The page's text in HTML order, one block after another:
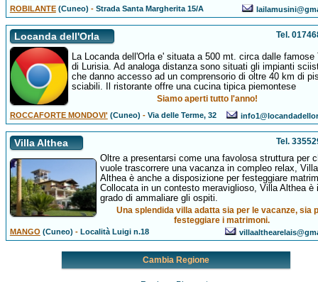
ROBILANTE(Cuneo) -Strada Santa Margherita 15/A
Locanda dell'Orla Tel.
La Locanda dell'Orla e' situata a 500 mt. circa dalle famose
di Lurisia. Ad analoga distanza sono situati gli impianti
che danno accesso ad un comprensorio di oltre 40 km di
sciabili. Il ristorante offre una cucina tipica piemontese
Siamo aperti tutto l'anno!
ROCCAFORTE MONDOVI' (Cuneo) -Via delle Terme, 32
Villa Althea Tel.
Oltre a presentarsi come una favolosa struttura per
vuole trascorrere una vacanza in compleo relax, Villa
Althea è anche a disposizione per festeggiare
Collocata in un contesto meraviglioso, Villa Althea è
grado di ammaliare gli ospiti.
Una splendida villa adatta sia per le vacanze, sia
festeggiare i matrimoni.
MANGO (Cuneo) -Località Luigi n.18
Cambia Regione